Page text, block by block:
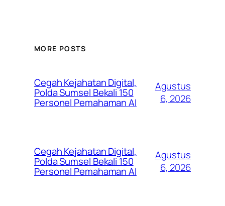
MORE POSTS
Cegah Kejahatan Digital,
Polda Sumsel Bekali 150
Personel Pemahaman AI
Agustus
6, 2026
Cegah Kejahatan Digital,
Polda Sumsel Bekali 150
Personel Pemahaman AI
Agustus
6, 2026